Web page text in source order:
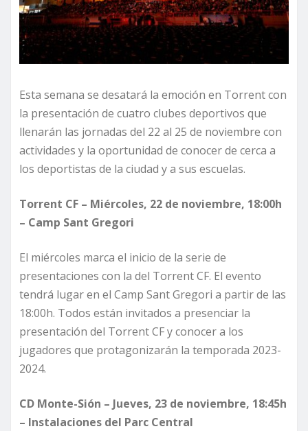
Esta semana se desatará la emoción en Torrent con
la presentación de cuatro clubes deportivos que
llenarán las jornadas del 22 al 25 de noviembre con
actividades y la oportunidad de conocer de cerca a
los deportistas de la ciudad y a sus escuelas.
Torrent CF – Miércoles, 22 de noviembre, 18:00h
– Camp Sant Gregori
El miércoles marca el inicio de la serie de
presentaciones con la del Torrent CF. El evento
tendrá lugar en el Camp Sant Gregori a partir de las
18:00h. Todos están invitados a presenciar la
presentación del Torrent CF y conocer a los
jugadores que protagonizarán la temporada 2023-
2024.
CD Monte-Sión – Jueves, 23 de noviembre, 18:45h
– Instalaciones del Parc Central